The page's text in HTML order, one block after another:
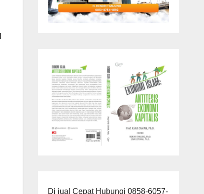
Di jual Cepat Hubungi 0858-6057-